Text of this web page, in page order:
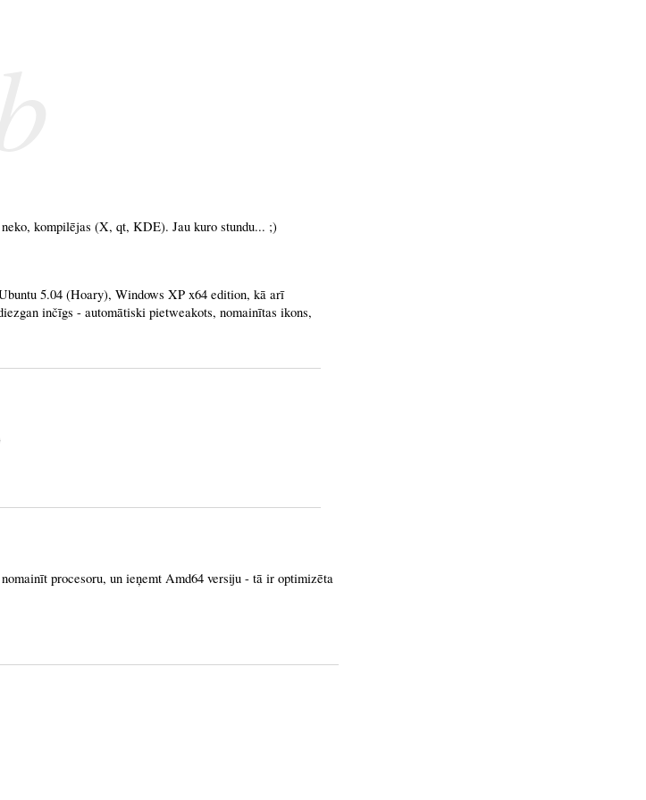
kompilējas (X, qt, KDE). Jau kuro stundu... ;)
5.04 (Hoary), Windows XP x64 edition, kā arī
inčīgs - automātiski pietweakots, nomainītas ikons,
procesoru, un ieņemt Amd64 versiju - tā ir optimizēta